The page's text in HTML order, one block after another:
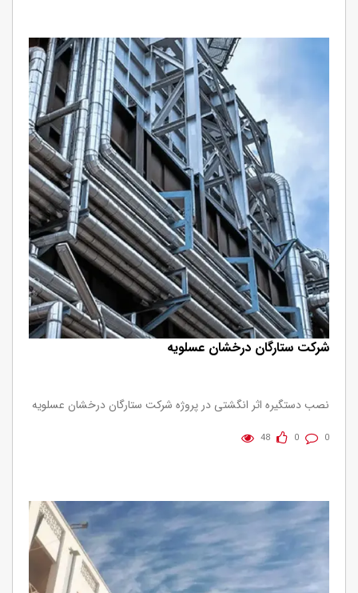
شرکت ستارگان درخشان عسلویه
نصب دستگیره اثر انگشتی در پروژه شرکت ستارگان درخشان عسلویه
48 0 0